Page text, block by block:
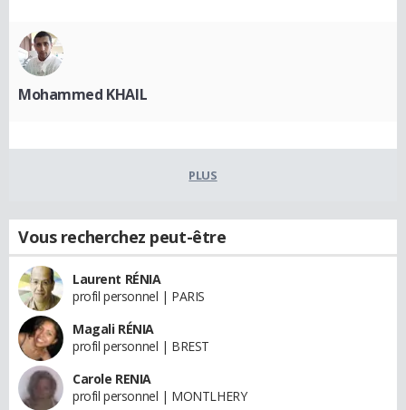
Mohammed KHAIL
PLUS
Vous recherchez peut-être
Laurent RÉNIA
profil personnel | PARIS
Magali RÉNIA
profil personnel | BREST
Carole RENIA
profil personnel | MONTLHERY